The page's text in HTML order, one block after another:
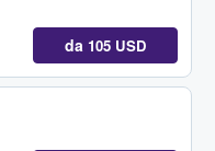
da 105 USD